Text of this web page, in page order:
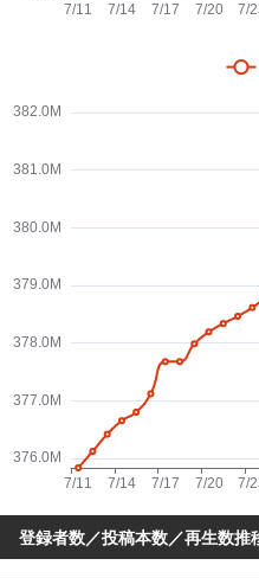
登録者数／投稿本数／再生数推